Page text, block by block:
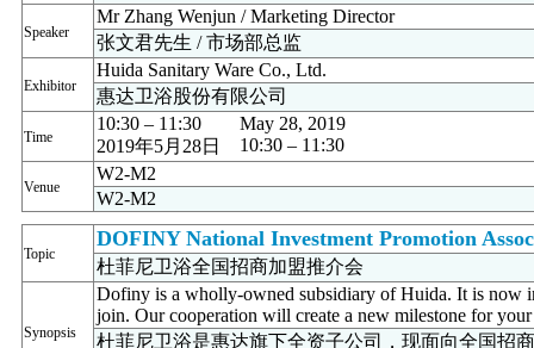
Speaker
Mr Zhang Wenjun / Marketing Director
张文君先生 / 市场部总监
Exhibitor
Huida Sanitary Ware Co., Ltd.
惠达卫浴股份有限公司
Time
10:30 – 11:30
May 28, 2019
2019年5月28日
10:30 – 11:30
Venue
W2-M2
W2-M2
Topic
DOFINY National Investment Promotion
杜菲尼卫浴全国招商加盟推介会
Synopsis
Dofiny is a wholly-owned subsidiary of Huida. It is now
join. Our cooperation will create a new milestone for
杜菲尼卫浴是惠达旗下全资子公司，现面向全国招